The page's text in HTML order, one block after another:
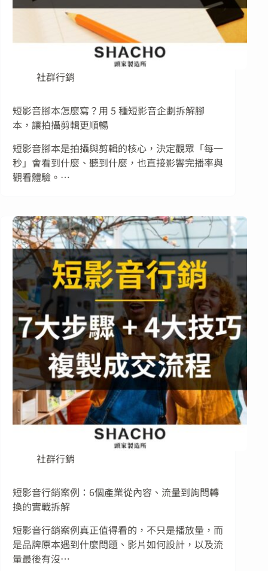
社群行銷
短影音腳本怎麼寫？用 5 種短影音企劃拆解腳
本，讓拍攝剪輯更順暢
短影音腳本是拍攝與剪輯的核心，決定觀眾「每一
秒」會看到什麼、聽到什麼，也直接影響完播率與
觀看體驗。…
社群行銷
短影音行銷案例：6個產業從內容、流量到詢問轉
換的實戰拆解
短影音行銷案例真正值得看的，不只是播放量，而
是品牌原本遇到什麼問題、影片如何設計，以及流
量最後有沒…